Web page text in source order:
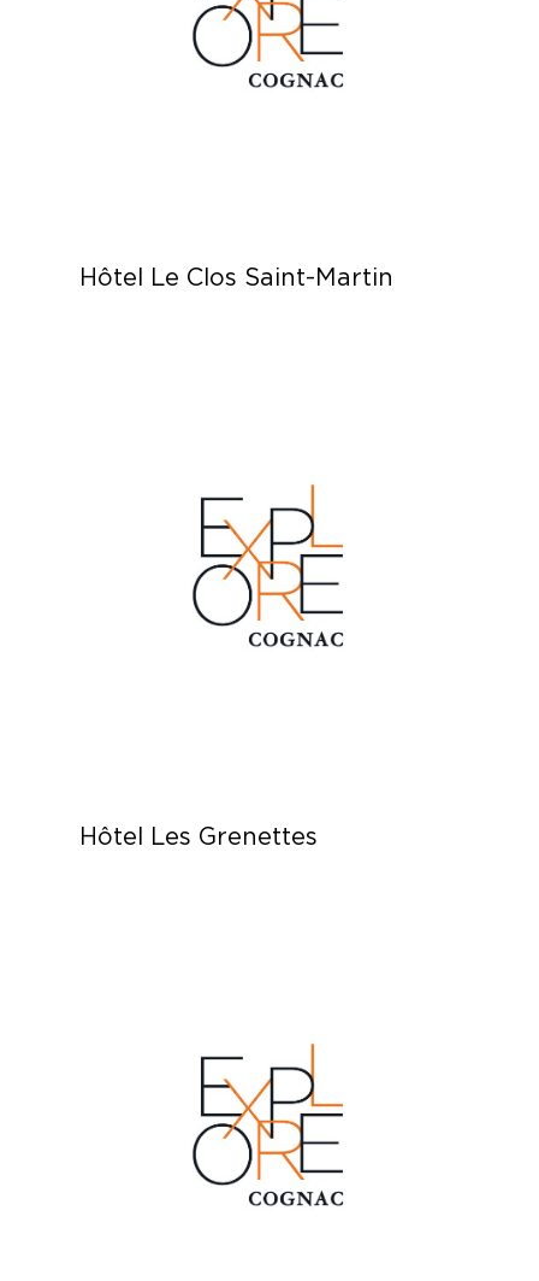
Hôtel Le Clos Saint-Martin
Hôtel Les Grenettes